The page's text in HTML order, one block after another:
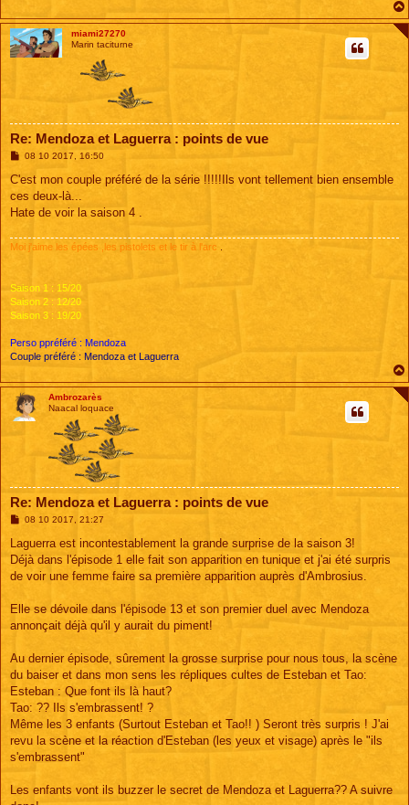
miami27270
Marin taciturne
Re: Mendoza et Laguerra : points de vue
M
s
a
g
08 10 2017, 16:50
C'est mon couple préféré de la série !!!!!Ils vont tellement bien ensemble
ces deux-là...
Hate de voir la saison 4 .
Moi j'aime les épées ,les pistolets et le tir à l'arc
Saison 1 : 15/20
Saison 2 : 12/20
Saison 3 : 19/20
Perso ppréféré : Mendoza
Couple préféré : Mendoza et Laguerra
Ambrozarès
Naacal loquace
Re: Mendoza et Laguerra : points de vue
M
s
s
a
g
08 10 2017, 21:27
Laguerra est incontestablement la grande surprise de la saison 3!
Déjà dans l'épisode 1 elle fait son apparition en tunique et j'ai été surpris
de voir une femme faire sa première apparition auprès d'Ambrosius.
Elle se dévoile dans l'épisode 13 et son premier duel avec Mendoza
annonçait déjà qu'il y aurait du piment!
Au dernier épisode, sûrement la grosse surprise pour nous tous, la scène
du baiser et dans mon sens les répliques cultes de Esteban et Tao:
Esteban : Que font ils là haut?
Tao: ?? Ils s'embrassent! ?
Même les 3 enfants (Surtout Esteban et Tao!! ) Seront très surpris ! J'ai
revu la scène et la réaction d'Esteban (les yeux et visage) après le "ils
s'embrassent"
Les enfants vont ils buzzer le secret de Mendoza et Laguerra?? A suivre